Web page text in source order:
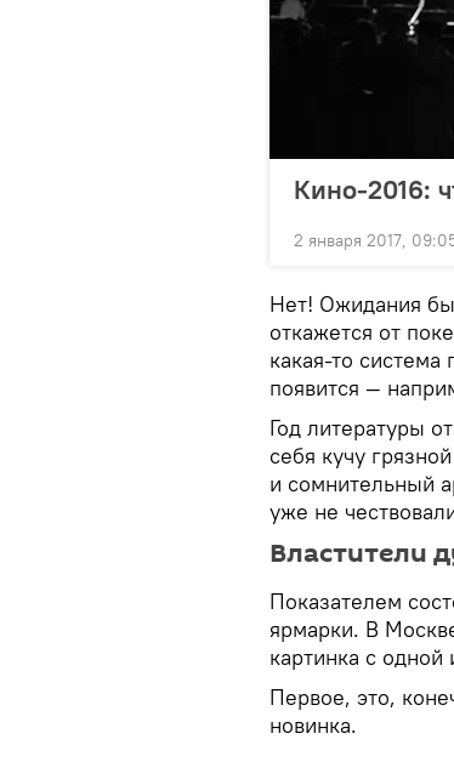
Кино-2016:
2 января 2017,
Нет! Ожидания
откажется от
какая-то
появится —
Год литературы
себя кучу
и сомнительный
уже не
Властители
Показателем
ярмарки. В
картинка с одной
Первое, это,
новинка.